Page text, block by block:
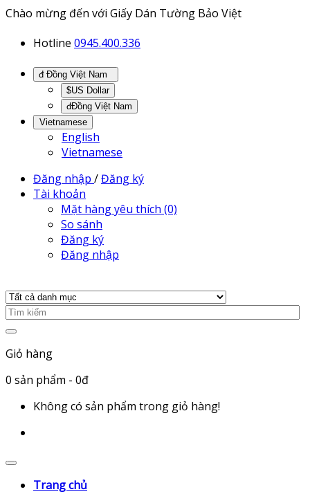
Chào mừng đến với Giấy Dán Tường Bảo Việt
Hotline 0945.400.336
$US Dollar
đĐồng Việt Nam
Vietnamese
English
Vietnamese
Đăng nhập /Đăng ký
Tài khoản
Mặt hàng yêu thích (0)
So sánh
Đăng ký
Đăng nhập
Giỏ hàng
0 sản phẩm - 0đ
Không có sản phẩm trong giỏ hàng!
Trang chủ